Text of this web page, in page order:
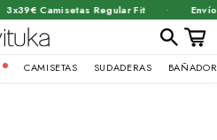
3x39€ Camisetas Regular Fit
CAMISETAS SUDADERAS